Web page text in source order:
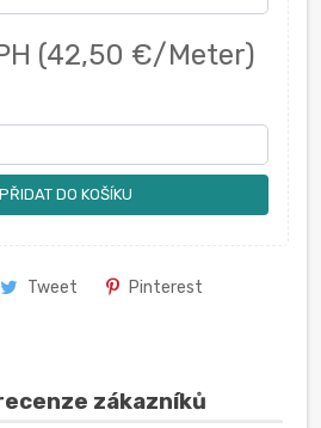
(42,50 €/Meter)
PŘIDAT DO KOŠÍKU
Tweet Pinterest
zákazníků